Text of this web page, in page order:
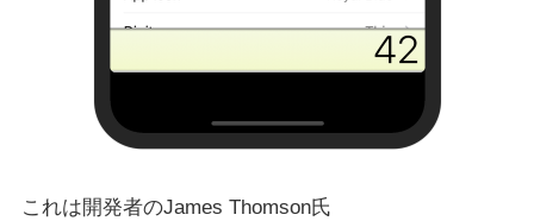
これは開発者のJames Thomson‏氏